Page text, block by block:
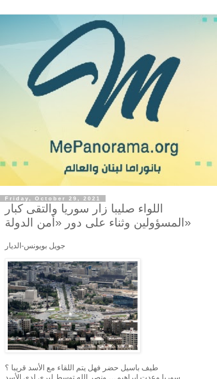
Friday, October 29, 2021
اللواء صليبا زار سوريا والتقى كبار
المسؤولين وثناء على دور «أمن الدولة»
جويل بويونس-الديار
طيف باسيل حضر فهل يتم اللقاء مع الأسد قريبا ؟
سوريا وعدت ابراهيم… ونصر الله توسط لبري لدى الأسد